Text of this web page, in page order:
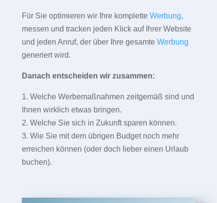
Für Sie optimieren wir Ihre komplette Werbung,
messen und tracken jeden Klick auf Ihrer Website
und jeden Anruf, der über Ihre gesamte Werbung
generiert wird.
Danach entscheiden wir zusammen:
1. Welche Werbemaßnahmen zeitgemäß sind und
Ihnen wirklich etwas bringen.
2. Welche Sie sich in Zukunft sparen können.
3. Wie Sie mit dem übrigen Budget noch mehr
erreichen können (oder doch lieber einen Urlaub
buchen).